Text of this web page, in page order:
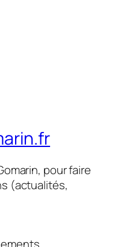
pour faire
(actualités,